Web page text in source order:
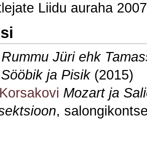
Liidu auraha
Rummu Jüri ehk
Sööbik ja Pisik(2015)
Mozart ja
,